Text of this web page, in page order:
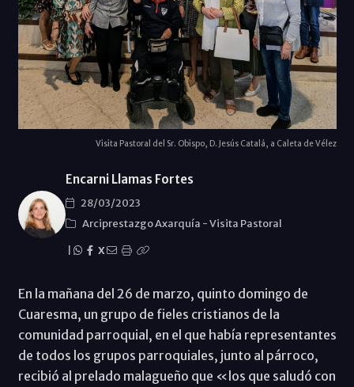
Visita Pastoral del Sr. Obispo, D. Jesús Catalá, a Caleta de Vélez
Encarni Llamas Fortes
28/03/2023
Arciprestazgo Axarquía -Visita Pastoral
X
En la mañana del 26 de marzo, quinto domingo de
Cuaresma, un grupo de fieles cristianos de la
comunidad parroquial, en el que había representantes
de todos los grupos parroquiales, junto al párroco,
recibió al prelado malagueño que «los que saludó con